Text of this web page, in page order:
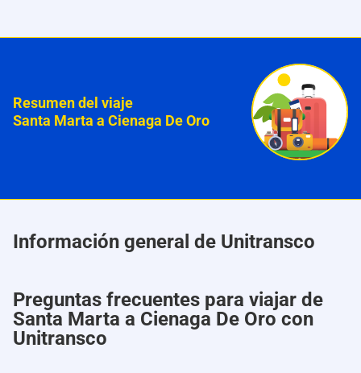
Resumen del viaje
Santa Marta a Cienaga De Oro
Información general de Unitransco
Preguntas frecuentes para viajar de
Santa Marta a Cienaga De Oro con
Unitransco